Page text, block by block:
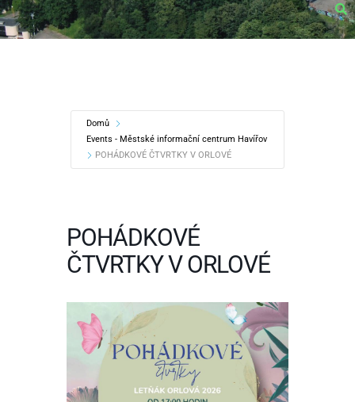
Domů
Events - Městské informační centrum Havířov
POHÁDKOVÉ ČTVRTKY V ORLOVÉ
POHÁDKOVÉ
ČTVRTKY V ORLOVÉ